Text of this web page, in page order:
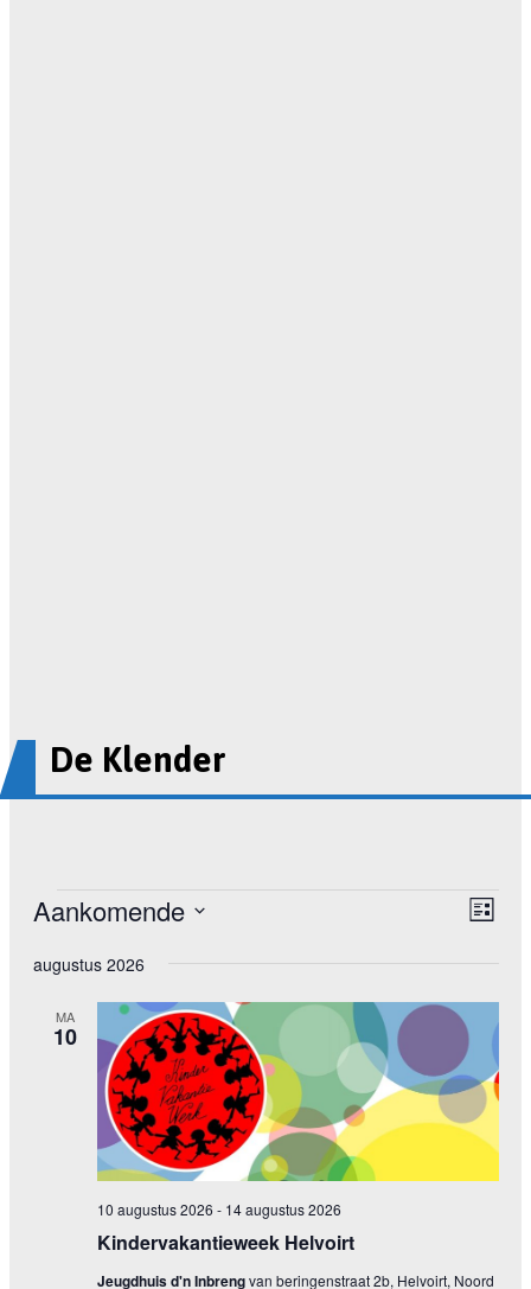
De Klender